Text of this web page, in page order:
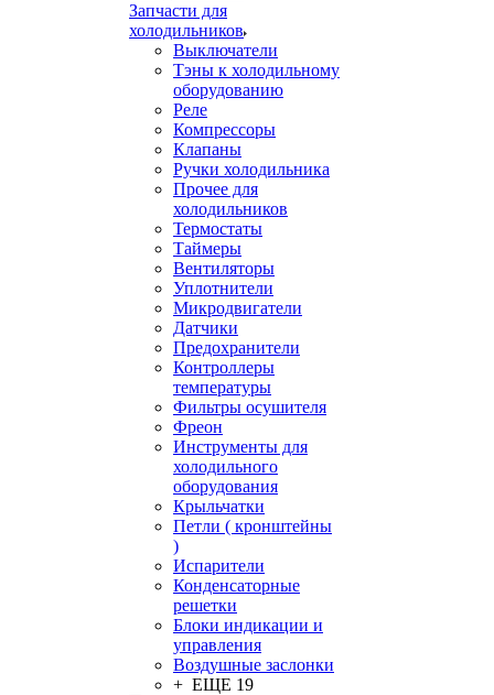
Запчасти для
холодильников
Выключатели
Тэны к холодильному
оборудованию
Реле
Компрессоры
Клапаны
Ручки холодильника
Прочее для
холодильников
Термостаты
Таймеры
Вентиляторы
Уплотнители
Микродвигатели
Датчики
Предохранители
Контроллеры
температуры
Фильтры осушителя
Фреон
Инструменты для
холодильного
оборудования
Крыльчатки
Петли ( кронштейны
)
Испарители
Конденсаторные
решетки
Блоки индикации и
управления
Воздушные заслонки
+ ЕЩЕ 19